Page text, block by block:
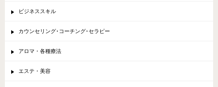
ビジネススキル
カウンセリング･コーチング･セラピー
アロマ・各種療法
エステ・美容